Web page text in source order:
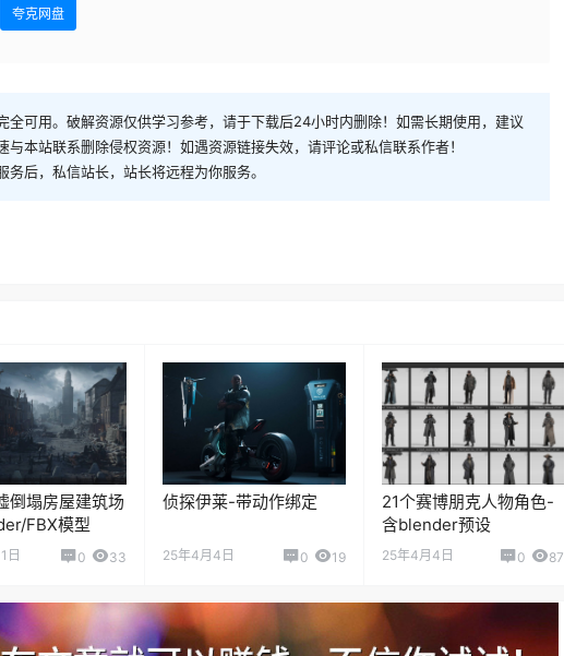
夸克网盘
全可用。破解资源仅供学习参考，请于下载后24小时内删除！如需长期使用，建议
本站联系删除侵权资源！如遇资源链接失效，请评论或私信联系作者！
务后，私信站长，站长将远程为你服务。
倒塌房屋建筑场
FBX模型
日 0 33
侦探伊莱-带动作绑定
25年4月4日 0 19
21个赛博朋克人物角色-
含blender预设
25年4月4日 0 87